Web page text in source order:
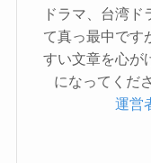
ドラマ、台湾
て真っ最中です
すい文章を心が
になってくだ
運営